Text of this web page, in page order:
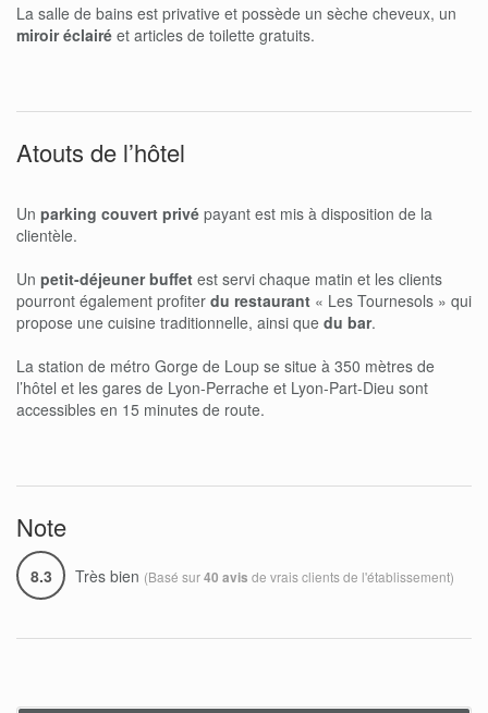
La salle de bains est privative et possède un sèche cheveux, un
miroir éclairé et articles de toilette gratuits.
Atouts de l’hôtel
Un parking couvert privé payant est mis à disposition de la
clientèle.
Un petit-déjeuner buffet est servi chaque matin et les clients
pourront également profiter du restaurant « Les Tournesols » qui
propose une cuisine traditionnelle, ainsi que du bar.
La station de métro Gorge de Loup se situe à 350 mètres de
l’hôtel et les gares de Lyon-Perrache et Lyon-Part-Dieu sont
accessibles en 15 minutes de route.
Note
8.3 Très bien (Basé sur40 avis de vrais clients de l'établissement)